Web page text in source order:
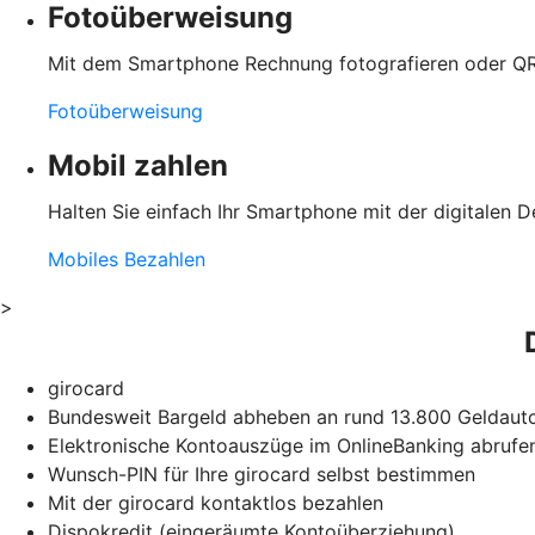
Fotoüberweisung
Mit dem Smartphone Rechnung fotografieren oder
Fotoüberweisung
Mobil zahlen
Halten Sie einfach Ihr Smartphone mit der digitalen
Mobiles Bezahlen
>
girocard
Bundesweit Bargeld abheben an rund 13.800
Elektronische Kontoauszüge im OnlineBanking
Wunsch-PIN für Ihre girocard selbst bestimmen
Mit der girocard kontaktlos bezahlen